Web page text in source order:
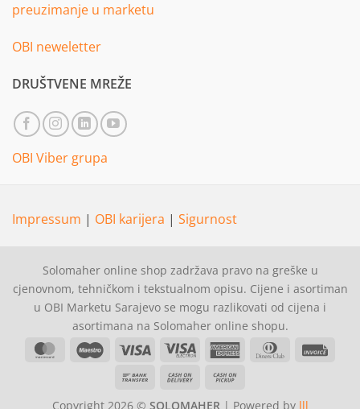
preuzimanje u marketu
OBI neweletter
DRUŠTVENE MREŽE
OBI Viber grupa
Impressum | OBI karijera | Sigurnost
Solomaher online shop zadržava pravo na greške u
cjenovnom, tehničkom i tekstualnom opisu. Cijene i asortiman
u OBI Marketu Sarajevo se mogu razlikovati od cijena i
asortimana na Solomaher online shopu.
MasterCardMaestro Visa
Visa
American Dinners
Bank
Cash
Copyright 2026 © SOLOMAHER | Powered by lll